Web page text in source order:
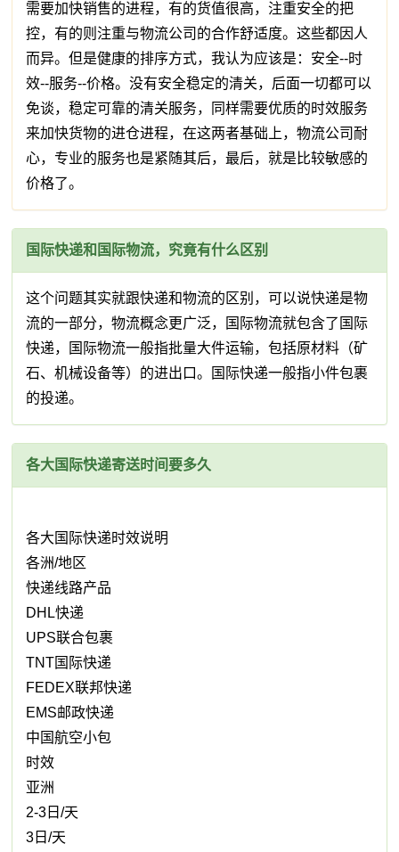
需要加快销售的进程，有的货值很高，注重安全的把
控，有的则注重与物流公司的合作舒适度。这些都因人
而异。但是健康的排序方式，我认为应该是：安全--时
效--服务--价格。没有安全稳定的清关，后面一切都可以
免谈，稳定可靠的清关服务，同样需要优质的时效服务
来加快货物的进仓进程，在这两者基础上，物流公司耐
心，专业的服务也是紧随其后，最后，就是比较敏感的
价格了。
国际快递和国际物流，究竟有什么区别
这个问题其实就跟快递和物流的区别，可以说快递是物
流的一部分，物流概念更广泛，国际物流就包含了国际
快递，国际物流一般指批量大件运输，包括原材料（矿
石、机械设备等）的进出口。国际快递一般指小件包裹
的投递。
各大国际快递寄送时间要多久
各大国际快递时效说明
各洲/地区
快递线路产品
DHL快递
UPS联合包裹
TNT国际快递
FEDEX联邦快递
EMS邮政快递
中国航空小包
时效
亚洲
2-3日/天
3日/天